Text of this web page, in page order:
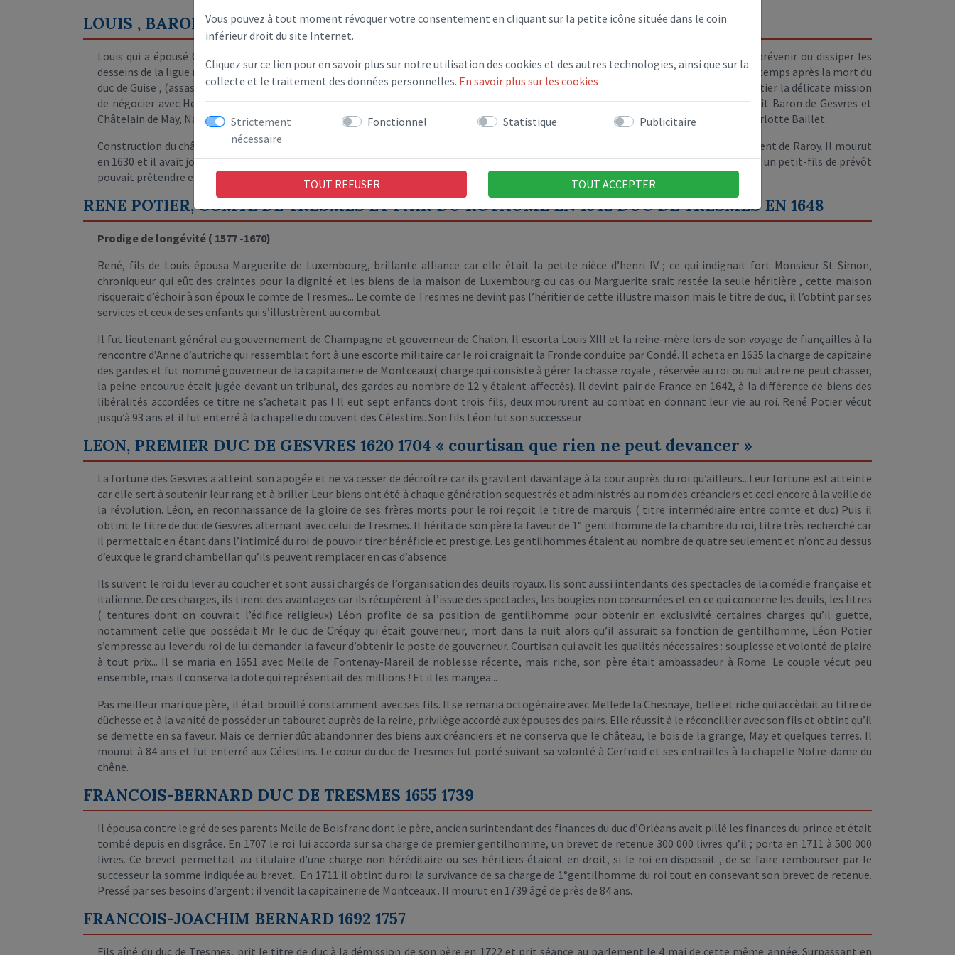
Vous pouvez à tout moment révoquer votre consentement en cliquant sur la petite icône située dans le coin
inférieur droit du site Internet.
Cliquez sur ce lien pour en savoir plus sur notre utilisation des cookies et des autres technologies, ainsi que sur la
collecte et le traitement des données personnelles. En savoir plus sur les cookies
Strictement
nécessaire
Fonctionnel Statistique Publicitaire
TOUT REFUSER TOUT ACCEPTER
LOUIS , BARON DE GESVRES
Louis qui a épousé Charlotte Baillet dont on a évoqué le nom ci dessus s’est attaché la confiance du roi Henri III notamment pour prévenir ou dissiper les
desseins de la ligue menée par le duc de Guise. Il fut envoyé par le roi à Meaux et à Senlis et accompagna le roi aux Etats de Blois. Quelque temps après la mort du
duc de Guise , (assassiné à Blois )il reçut le titre de secrétaire d’état... Et comme le roi désespérait de vaincre la ligue, il confia à Louis Potier la délicate mission
de négocier avec Henri IV. Il réussit à gagner la confiance d’Henri IV, le futur roi. Ses services ne furent pas sans récompense, il fut fait Baron de Gesvres et
Châtelain de May, Nanteuil sur Marne fut érigé en châtellenie de même que pour le domaine de Sceaux qu’il avait hérité de son épouse Charlotte Baillet.
Construction du château de Gesvres Il commença les travaux de constructions du château sur cette terre de Tresmes et restaura le couvent de Raroy. Il mourut
en 1630 et il avait joué un rôle important dans les affaires publiques sous trois rois et était arrivé au faîte des honneurs, des titres auquel un petit-fils de prévôt
pouvait prétendre et sa fortune était considérable et pas obérée, ce qui ne sera plus le cas les générations suivantes...
RENE POTIER, COMTE DE TRESMES ET PAIR DU ROYAUME EN 1642 DUC DE TRESMES EN 1648
Prodige de longévité ( 1577 -1670)
René, fils de Louis épousa Marguerite de Luxembourg, brillante alliance car elle était la petite nièce d’henri IV ; ce qui indignait fort Monsieur St Simon,
chroniqueur qui eût des craintes pour la dignité et les biens de la maison de Luxembourg ou cas ou Marguerite srait restée la seule héritière , cette maison
risquerait d’échoir à son époux le comte de Tresmes... Le comte de Tresmes ne devint pas l’héritier de cette illustre maison mais le titre de duc, il l’obtint par ses
services et ceux de ses enfants qui s’illustrèrent au combat.
Il fut lieutenant général au gouvernement de Champagne et gouverneur de Chalon. Il escorta Louis XIII et la reine-mère lors de son voyage de fiançailles à la
rencontre d’Anne d’autriche qui ressemblait fort à une escorte militaire car le roi craignait la Fronde conduite par Condé. Il acheta en 1635 la charge de capitaine
des gardes et fut nommé gouverneur de la capitainerie de Montceaux( charge qui consiste à gérer la chasse royale , réservée au roi ou nul autre ne peut chasser,
la peine encourue était jugée devant un tribunal, des gardes au nombre de 12 y étaient affectés). Il devint pair de France en 1642, à la différence de biens des
libéralités accordées ce titre ne s’achetait pas ! Il eut sept enfants dont trois fils, deux moururent au combat en donnant leur vie au roi. René Potier vécut
jusqu’à 93 ans et il fut enterré à la chapelle du couvent des Célestins. Son fils Léon fut son successeur
LEON, PREMIER DUC DE GESVRES 1620 1704 « courtisan que rien ne peut devancer »
La fortune des Gesvres a atteint son apogée et ne va cesser de décroître car ils gravitent davantage à la cour auprès du roi qu’ailleurs...Leur fortune est atteinte
car elle sert à soutenir leur rang et à briller. Leur biens ont été à chaque génération sequestrés et administrés au nom des créanciers et ceci encore à la veille de
la révolution. Léon, en reconnaissance de la gloire de ses frères morts pour le roi reçoit le titre de marquis ( titre intermédiaire entre comte et duc) Puis il
obtint le titre de duc de Gesvres alternant avec celui de Tresmes. Il hérita de son père la faveur de 1° gentilhomme de la chambre du roi, titre très recherché car
il permettait en étant dans l’intimité du roi de pouvoir tirer bénéficie et prestige. Les gentilhommes étaient au nombre de quatre seulement et n’ont au dessus
d’eux que le grand chambellan qu’ils peuvent remplacer en cas d’absence.
Ils suivent le roi du lever au coucher et sont aussi chargés de l’organisation des deuils royaux. Ils sont aussi intendants des spectacles de la comédie française et
italienne. De ces charges, ils tirent des avantages car ils récupèrent à l’issue des spectacles, les bougies non consumées et en ce qui concerne les deuils, les litres
( tentures dont on couvrait l’édifice religieux) Léon profite de sa position de gentilhomme pour obtenir en exclusivité certaines charges qu’il guette,
notamment celle que possédait Mr le duc de Créquy qui était gouverneur, mort dans la nuit alors qu’il assurait sa fonction de gentilhomme, Léon Potier
s’empresse au lever du roi de lui demander la faveur d’obtenir le poste de gouverneur. Courtisan qui avait les qualités nécessaires : souplesse et volonté de plaire
à tout prix... Il se maria en 1651 avec Melle de Fontenay-Mareil de noblesse récente, mais riche, son père était ambassadeur à Rome. Le couple vécut peu
ensemble, mais il conserva la dote qui représentait des millions ! Et il les mangea...
Pas meilleur mari que père, il était brouillé constamment avec ses fils. Il se remaria octogénaire avec Mellede la Chesnaye, belle et riche qui accèdait au titre de
dûchesse et à la vanité de posséder un tabouret auprès de la reine, privilège accordé aux épouses des pairs. Elle réussit à le réconcillier avec son fils et obtint qu’il
se demette en sa faveur. Mais ce dernier dût abandonner des biens aux créanciers et ne conserva que le château, le bois de la grange, May et quelques terres. Il
mourut à 84 ans et fut enterré aux Célestins. Le coeur du duc de Tresmes fut porté suivant sa volonté à Cerfroid et ses entrailles à la chapelle Notre-dame du
chêne.
FRANCOIS-BERNARD DUC DE TRESMES 1655 1739
Il épousa contre le gré de ses parents Melle de Boisfranc dont le père, ancien surintendant des finances du duc d’Orléans avait pillé les finances du prince et était
tombé depuis en disgrâce. En 1707 le roi lui accorda sur sa charge de premier gentilhomme, un brevet de retenue 300 000 livres qu’il ; porta en 1711 à 500 000
livres. Ce brevet permettait au titulaire d’une charge non héréditaire ou ses héritiers étaient en droit, si le roi en disposait , de se faire rembourser par le
successeur la somme indiquée au brevet.. En 1711 il obtint du roi la survivance de sa charge de 1°gentilhomme du roi tout en consevant son brevet de retenue.
Pressé par ses besoins d’argent : il vendit la capitainerie de Montceaux . Il mourut en 1739 âgé de près de 84 ans.
FRANCOIS-JOACHIM BERNARD 1692 1757
Fils aîné du duc de Tresmes, prit le titre de duc à la démission de son père en 1722 et prit séance au parlement le 4 mai de cette même année. Surpassant en